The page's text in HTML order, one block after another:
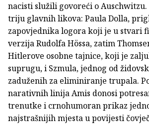
nacisti služili govoreći o
triju glavnih likova: Paula Dolla,
zapovjednika logora koji je u stvari
verzija Rudolfa Hössa, zatim
Hitlerove osobne tajnice, koji je
suprugu, i Szmula, jednog od
zaduženih za eliminiranje trupala.
narativnih linija Amis donosi
trenutke i crnohumoran prikaz
najstrašnijih mjesta u povijesti